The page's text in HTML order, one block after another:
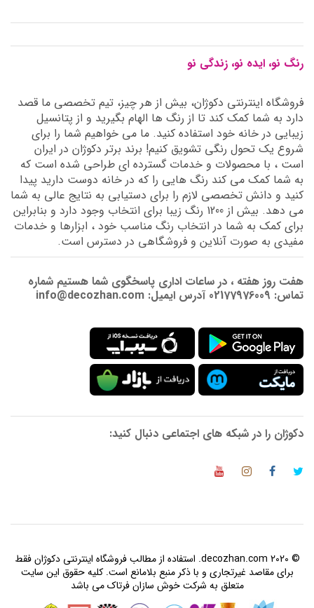
رنگ نو، ایده نو، زندگی نو
فروشگاه اینترنتی دکوژان، بیش از هر چیز، تیم تخصصی ما قصد
دارد به شما کمک کند تا از رنگ ها الهام بگیرید و از پتانسیل
زیبایی در خانه خود استفاده کنید. ما می خواهیم شما را برای
شروع یک تحول رنگی تشویق کنیم! برند برتر دکوژان در ایران
است ، با محصولات و خدمات گسترده ای طراحی شده است که
به شما کمک می کند رنگ هایی را که در خانه دوست دارید پیدا
کنید و دانش تخصصی لازم را برای دستیابی به نتایج عالی به شما
می دهد. بیش از 1200 رنگ زیبا برای انتخاب وجود دارد و بنابراین
برای کمک به شما در انتخاب رنگ مناسب خود ، ابزارها و خدمات
مفیدی به صورت آنلاین و فروشگاهی در دسترس است.
هفت روز هفته ، در ساعات اداری پاسخگوی شما هستیم شماره
تماس: 02177976009 آدرس ایمیل: info@decozhan.com
دکوژان را در شبکه های اجتماعی دنبال کنید:
© 2020 decozhan.com. استفاده از مطالب فروشگاه اینترنتی دکوژان فقط
برای مقاصد غیرتجاری و با ذکر منبع بلامانع است. کلیه حقوق این سایت
متعلق به شرکت خوش سازان فرتاک می باشد